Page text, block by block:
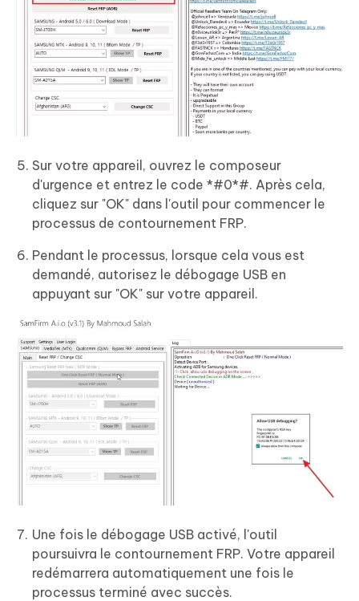
Sur votre appareil, ouvrez le composeur
d'urgence et entrez le code *#0*#. Après cela,
cliquez sur "OK" dans l'outil pour commencer le
processus de contournement FRP.
Pendant le processus, lorsque cela vous est
demandé, autorisez le débogage USB en
appuyant sur "OK" sur votre appareil.
Une fois le débogage USB activé, l'outil
poursuivra le contournement FRP. Votre appareil
redémarrera automatiquement une fois le
processus terminé avec succès.